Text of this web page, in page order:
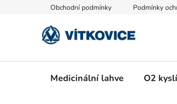
Obchodní podmínky Podmínky
Medicinální lahve O2